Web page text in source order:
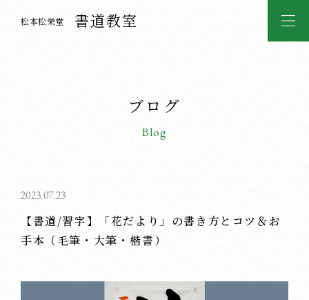
松本松栄堂 書道教室
ブログ
Blog
2023.07.23
【書道/習字】「花だより」の書き方とコツ＆お
手本（毛筆・大筆・楷書）